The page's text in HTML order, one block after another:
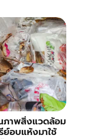
ภาพสิ่งแวดล้อม
ย์อบแห้งมาใช้